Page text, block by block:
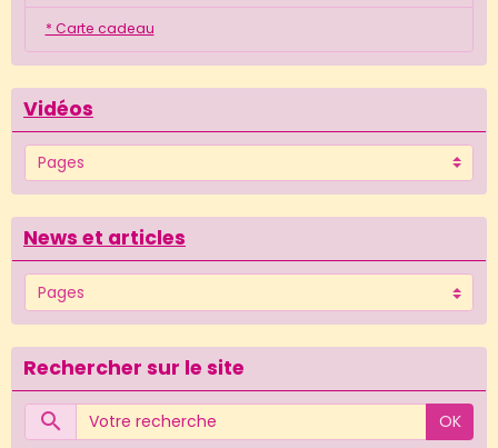
* Carte cadeau
Vidéos
News et articles
Rechercher sur le site
OK